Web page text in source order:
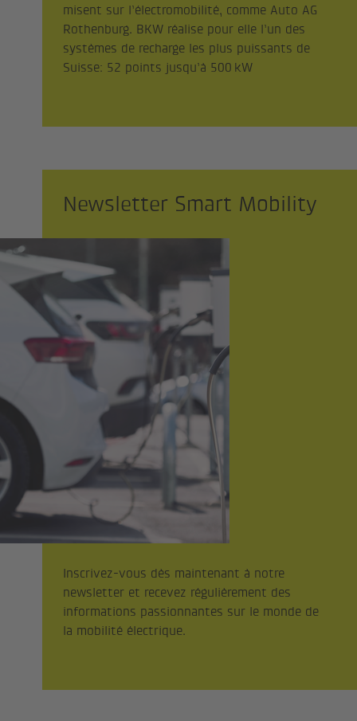
misent sur l’électromobilité, comme Auto AG
Rothenburg. BKW réalise pour elle l’un des
systèmes de recharge les plus puissants de
Suisse: 52 points jusqu’à 500 kW
Newsletter Smart Mobility
Inscrivez-vous dès maintenant à notre
newsletter et recevez régulièrement des
informations passionnantes sur le monde de
la mobilité électrique.